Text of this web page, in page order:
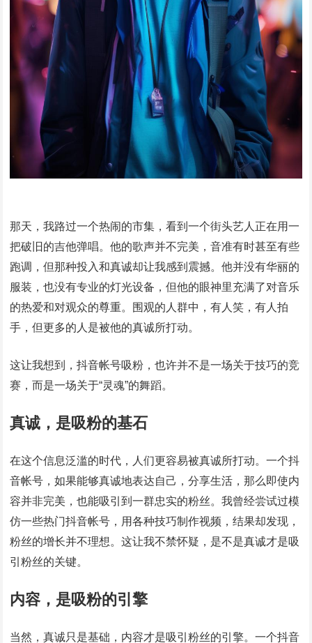
那天，我路过一个热闹的市集，看到一个街头艺人正在用一
把破旧的吉他弹唱。他的歌声并不完美，音准有时甚至有些
跑调，但那种投入和真诚却让我感到震撼。他并没有华丽的
服装，也没有专业的灯光设备，但他的眼神里充满了对音乐
的热爱和对观众的尊重。围观的人群中，有人笑，有人拍
手，但更多的人是被他的真诚所打动。
这让我想到，抖音帐号吸粉，也许并不是一场关于技巧的竞
赛，而是一场关于“灵魂”的舞蹈。
真诚，是吸粉的基石
在这个信息泛滥的时代，人们更容易被真诚所打动。一个抖
音帐号，如果能够真诚地表达自己，分享生活，那么即使内
容并非完美，也能吸引到一群忠实的粉丝。我曾经尝试过模
仿一些热门抖音帐号，用各种技巧制作视频，结果却发现，
粉丝的增长并不理想。这让我不禁怀疑，是不是真诚才是吸
引粉丝的关键。
内容，是吸粉的引擎
当然，真诚只是基础，内容才是吸引粉丝的引擎。一个抖音